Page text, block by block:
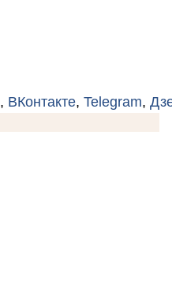
, ВКонтакте, Telegram,